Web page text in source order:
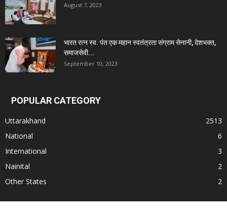
August 7, 2023
भारत रत्न स्व. पंत एक महान स्वतंत्रता संग्राम सेनानी, देशभक्त,
समाजसेवी...
September 10, 2023
POPULAR CATEGORY
Uttarakhand
2513
National
6
International
3
Nainital
2
Other States
2